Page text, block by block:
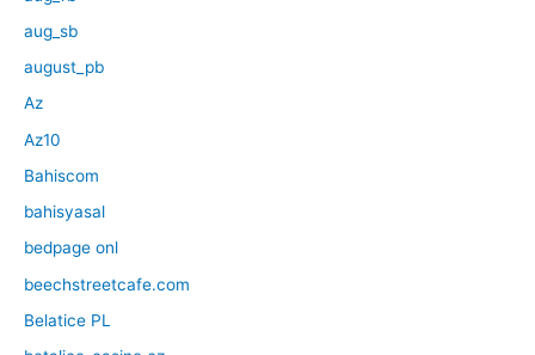
aug_sb
august_pb
Az
Az10
Bahiscom
bahisyasal
bedpage onl
beechstreetcafe.com
Belatice PL